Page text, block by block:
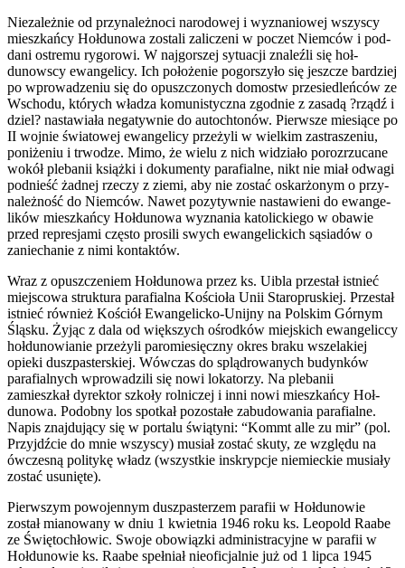
Nieza­leżnie od przy­należnoci nar­o­dowej i wyz­nan­iowej wszyscy
mieszkańcy Hoł­dunowa zostali zal­iczeni w poczet Niem­ców i pod­
dani ostremu rygorowi. W naj­gorszej sytu­acji znaleźli się hoł­
dunowscy ewan­gel­icy. Ich położe­nie pogorszyło się jeszcze bardziej
po wprowadze­niu się do opuszc­zonych domostw prze­siedleńców ze
Wschodu, których władza komu­nisty­czna zgod­nie z zasadą ?rządź i
dziel? nastaw­iała negaty­wnie do autochtonów. Pier­wsze miesiące po
II wojnie świa­towej ewan­gel­icy przeżyli w wielkim zas­trasze­niu,
poniże­niu i trwodze. Mimo, że wielu z nich widzi­ało porozrzu­cane
wokół ple­banii książki i doku­menty parafi­alne, nikt nie miał odwagi
pod­nieść żad­nej rzeczy z ziemi, aby nie zostać oskarżonym o przy­
należność do Niem­ców. Nawet pozy­ty­wnie nastaw­ieni do ewan­ge­
lików mieszkańcy Hoł­dunowa wyz­na­nia katolick­iego w obawie
przed repres­jami często prosili swych ewan­gelic­kich sąsi­adów o
zaniechanie z nimi kontaktów.
Wraz z opuszcze­niem Hoł­dunowa przez ks. Uibla przes­tał ist­nieć
miejs­cowa struk­tura parafi­alna Koś­cioła Unii Staro­pruskiej. Przes­tał
ist­nieć również Koś­ciół Ewangelicko-Unijny na Pol­skim Górnym
Śląsku. Żyjąc z dala od więk­szych ośrod­ków miejs­kich ewan­geliccy
hoł­dunowianie przeżyli paromiesięczny okres braku wsze­lakiej
opieki dusz­paster­skiej. Wów­czas do splądrowanych budynków
parafi­al­nych wprowadzili się nowi loka­torzy. Na ple­banii
zamieszkał dyrek­tor szkoły rol­niczej i inni nowi mieszkańcy Hoł­
dunowa. Podobny los spotkał pozostałe zabu­dowa­nia parafi­alne.
Napis zna­j­du­jący się w por­talu świą­tyni: “Kommt alle zu mir” (pol.
Przyjdź­cie do mnie wszyscy) musiał zostać skuty, ze względu na
ówczesną poli­tykę władz (wszys­tkie inskrypcje niemieckie musi­ały
zostać usunięte).
Pier­wszym powo­jen­nym dusz­pasterzem parafii w Hoł­dunowie
został mianowany w dniu 1 kwiet­nia 1946 roku ks. Leopold Raabe
ze Świę­tochłowic. Swoje obow­iązki admin­is­tra­cyjne w parafii w
Hoł­dunowie ks. Raabe speł­niał nie­ofic­jal­nie już od 1 lipca 1945